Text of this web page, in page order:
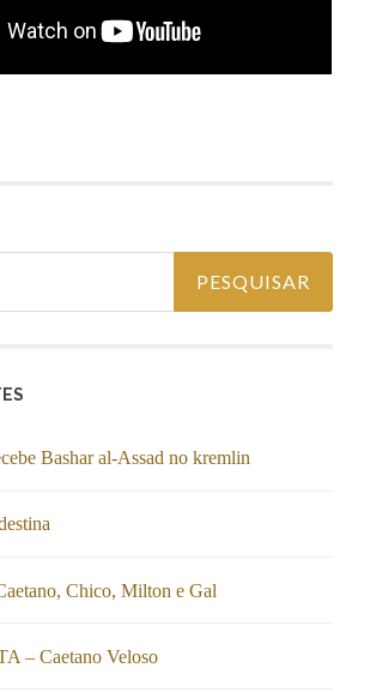
Bashar al-Assad no kremlin
Chico, Milton e Gal
– Caetano Veloso